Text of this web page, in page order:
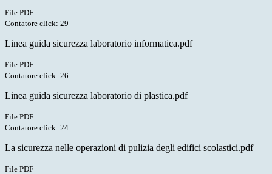
File PDF
Contatore click: 29
Linea guida sicurezza laboratorio informatica.pdf
File PDF
Contatore click: 26
Linea guida sicurezza laboratorio di plastica.pdf
File PDF
Contatore click: 24
La sicurezza nelle operazioni di pulizia degli edifici scolastici.pdf
File PDF